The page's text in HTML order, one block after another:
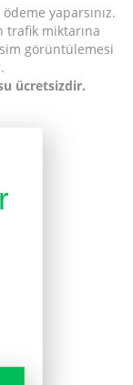
yaparsınız.
trafik miktarına
görüntülemesi
ücretsizdir.